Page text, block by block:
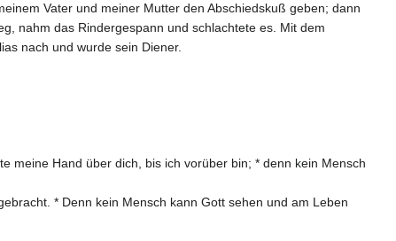
Vater und meiner Mutter den Abschiedskuß geben; dann
nahm das Rindergespann und schlachtete es. Mit dem
nach und wurde sein Diener.
meine Hand über dich, bis ich vorüber bin; * denn kein Mensch
* Denn kein Mensch kann Gott sehen und am Leben